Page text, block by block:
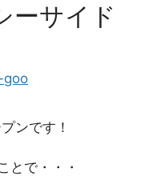
ュ
ーサイド
goo
ンです！
とで・・・